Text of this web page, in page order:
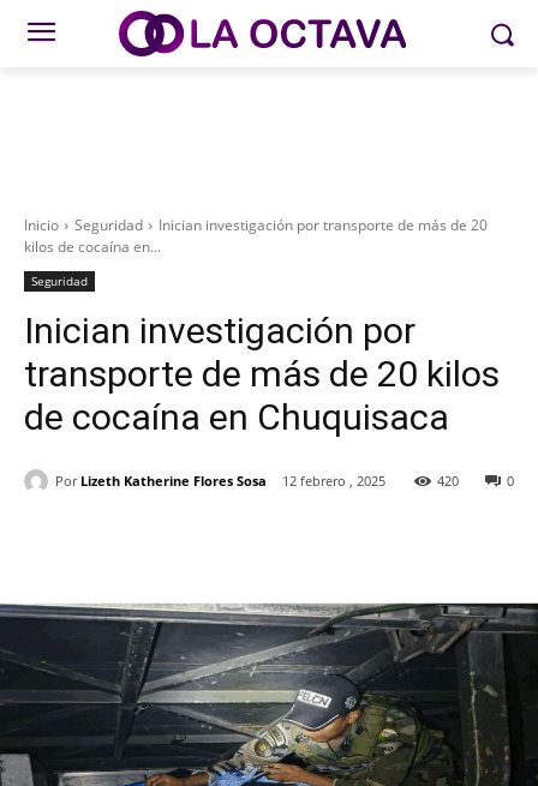
Inicio Seguridad
Inician investigación por transporte de más de 20
kilos de cocaína en...
Seguridad
Inician investigación por
transporte de más de 20 kilos
de cocaína en Chuquisaca
Por Lizeth Katherine Flores Sosa 12 febrero , 2025 0
420